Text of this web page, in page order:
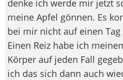
denke ich werde mir jetzt
meine Apfel gönnen. Es
bei mir nicht auf einen Tag
Einen Reiz habe ich
Körper auf jeden Fall
ich das sich dann auch